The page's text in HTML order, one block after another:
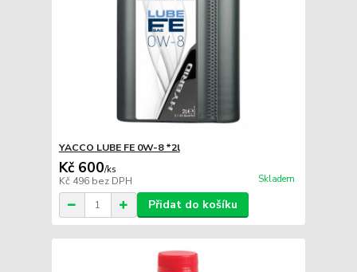
YACCO LUBE FE 0W-8 *2l
Kč 600/ks
Kč 496 bez DPH Skladem
Přidat do košíku